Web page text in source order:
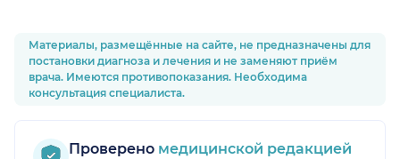
Материалы, размещённые на сайте, не предназначены для
постановки диагноза и лечения и не заменяют приём
врача. Имеются противопоказания. Необходима
консультация специалиста.
Проверено медицинской редакцией